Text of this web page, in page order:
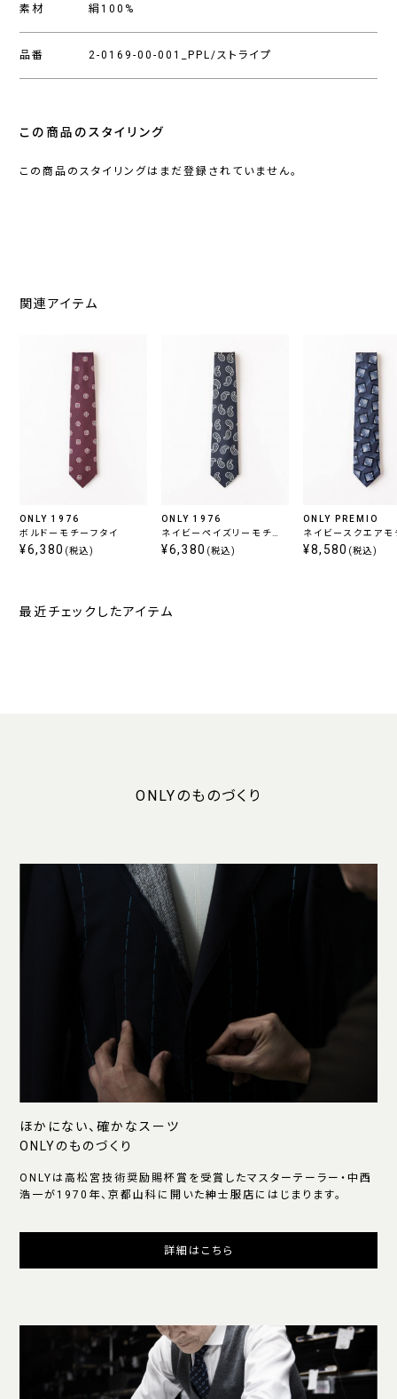
素材 絹100%
品番 2-0169-00-001_PPL/ストライプ
この商品のスタイリング
この商品のスタイリングはまだ登録されていません。
関連アイテム
ONLY 1976
ボルドーモチーフタイ
¥6,380 (税込)
ONLY 1976
ネイビーペイズリーモチー
フタイ
¥6,380 (税込)
ONLY PREMIO
ネイビースクエアモ
タイ
¥8,580 (税込)
最近チェックしたアイテム
ONLYのものづくり
ほかにない、確かなスーツ
ONLYのものづくり
ONLYは高松宮技術奨励賜杯賞を受賞したマスターテーラー・中西
浩一が1970年、京都山科に開いた紳士服店にはじまります。
詳細はこちら